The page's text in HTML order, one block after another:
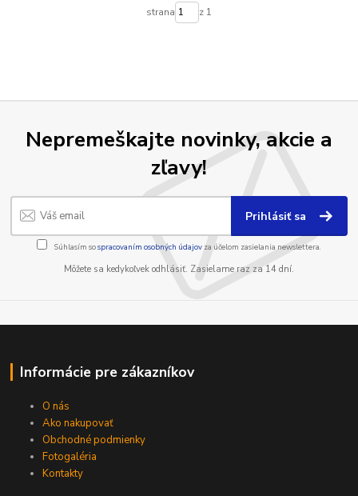
strana z 1
Nepremeškajte novinky, akcie a
zľavy!
Prihlásiť sa
Súhlasím sospracovaním osobných údajov za účelom zasielania newslettera.
Môžete sa kedykoľvek odhlásiť. Zasielame raz za 14 dní.
Informácie pre zákazníkov
O nás
Ako nakupovať
Obchodné podmienky
Fotogaléria
Kontakty